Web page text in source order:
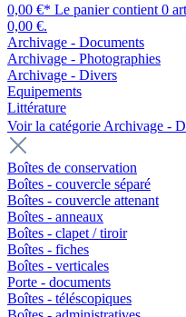
0,00 €* Le panier contient 0
0,00 €.
Archivage - Documents
Archivage - Photographies
Archivage - Divers
Equipements
Littérature
Voir la catégorie Archivage -
Boîtes de conservation
Boîtes - couvercle séparé
Boîtes - couvercle attenant
Boîtes - anneaux
Boîtes - clapet / tiroir
Boîtes - fiches
Boîtes - verticales
Porte - documents
Boîtes - téléscopiques